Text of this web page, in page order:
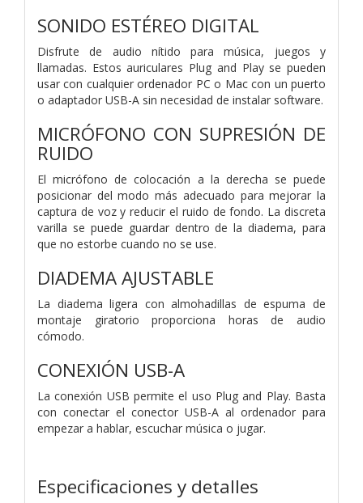
SONIDO ESTÉREO DIGITAL
Disfrute de audio nítido para música, juegos y
llamadas. Estos auriculares Plug and Play se pueden
usar con cualquier ordenador PC o Mac con un puerto
o adaptador USB-A sin necesidad de instalar software.
MICRÓFONO CON SUPRESIÓN DE
RUIDO
El micrófono de colocación a la derecha se puede
posicionar del modo más adecuado para mejorar la
captura de voz y reducir el ruido de fondo. La discreta
varilla se puede guardar dentro de la diadema, para
que no estorbe cuando no se use.
DIADEMA AJUSTABLE
La diadema ligera con almohadillas de espuma de
montaje giratorio proporciona horas de audio
cómodo.
CONEXIÓN USB-A
La conexión USB permite el uso Plug and Play. Basta
con conectar el conector USB-A al ordenador para
empezar a hablar, escuchar música o jugar.
Especificaciones y detalles